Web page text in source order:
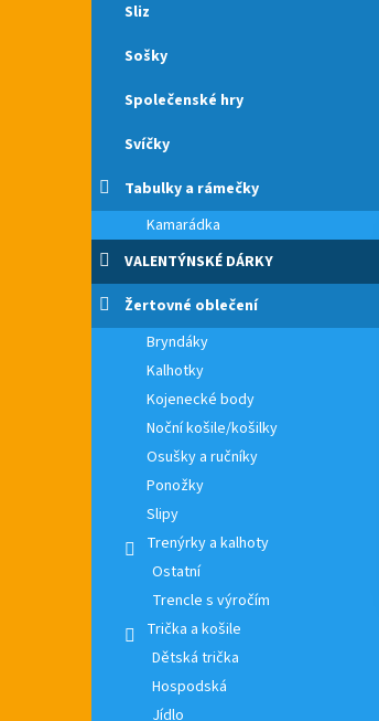
Sliz
Sošky
Společenské hry
Svíčky
Tabulky a rámečky
Kamarádka
VALENTÝNSKÉ DÁRKY
Žertovné oblečení
Bryndáky
Kalhotky
Kojenecké body
Noční košile/košilky
Osušky a ručníky
Ponožky
Slipy
Trenýrky a kalhoty
Ostatní
Trencle s výročím
Trička a košile
Dětská trička
Hospodská
Jídlo